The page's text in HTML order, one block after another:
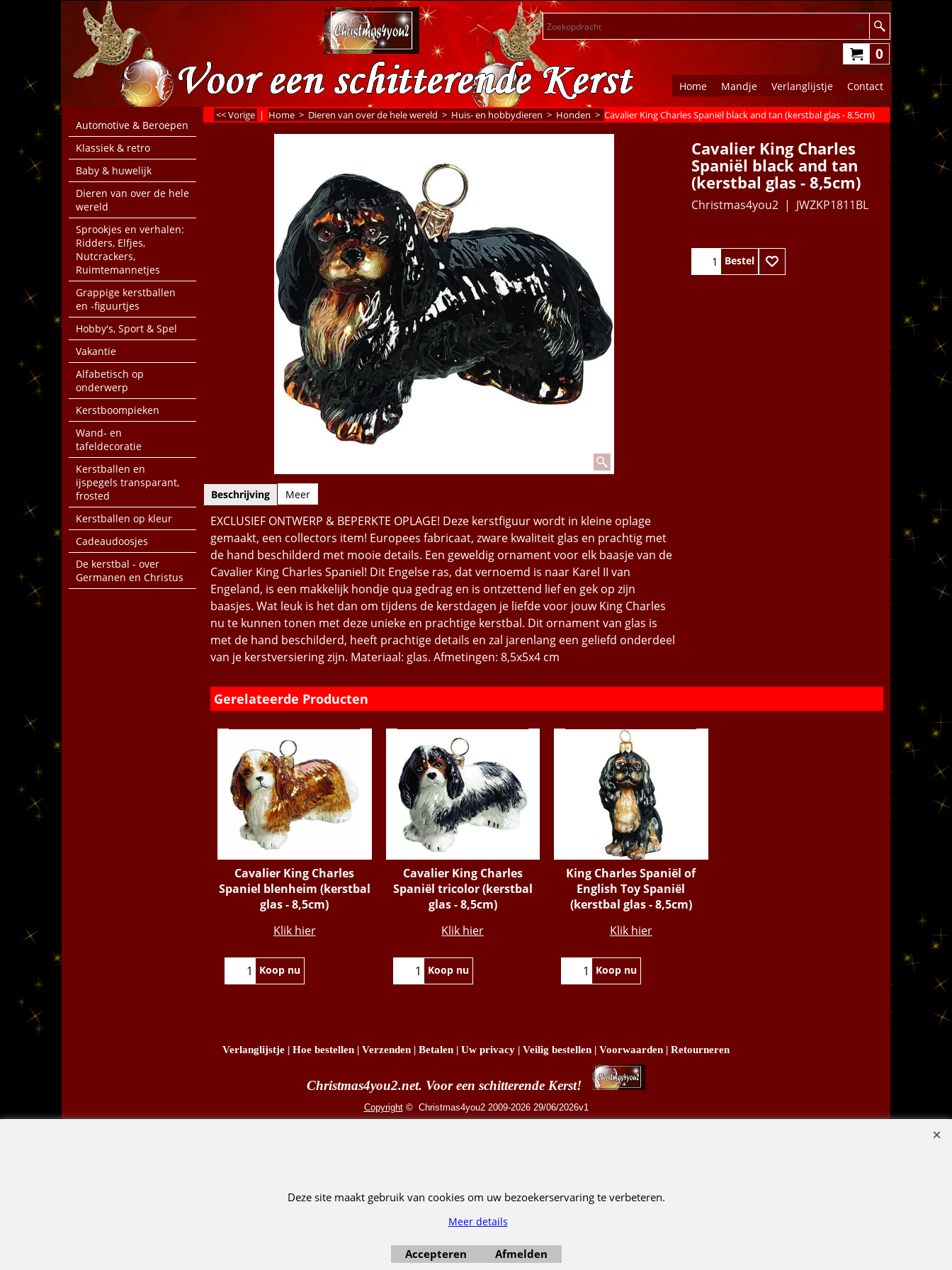
0
Home Mandje Verlanglijstje Contact
Automotive & Beroepen
Klassiek & retro
Baby & huwelijk
Dieren van over de hele
wereld
Sprookjes en verhalen:
Ridders, Elfjes,
Nutcrackers,
Ruimtemannetjes
Grappige kerstballen
en -figuurtjes
Hobby's, Sport & Spel
Vakantie
Alfabetisch op
onderwerp
Kerstboompieken
Wand- en
tafeldecoratie
Kerstballen en
ijspegels transparant,
frosted
Kerstballen op kleur
Cadeaudoosjes
De kerstbal - over
Germanen en Christus
<< Vorige | Home > Dieren van over de hele wereld > Huis- en hobbydieren > Honden > Cavalier King Charles Spaniël black and tan (kerstbal glas - 8,5cm)
Cavalier King Charles
Spaniël black and tan
(kerstbal glas - 8,5cm)
Christmas4you2 JWZKP1811BL
Beschrijving Meer
EXCLUSIEF ONTWERP & BEPERKTE OPLAGE! Deze kerstfiguur wordt in kleine oplage
gemaakt, een collectors item! Europees fabricaat, zware kwaliteit glas en prachtig met
de hand beschilderd met mooie details. Een geweldig ornament voor elk baasje van de
Cavalier King Charles Spaniel! Dit Engelse ras, dat vernoemd is naar Karel II van
Engeland, is een makkelijk hondje qua gedrag en is ontzettend lief en gek op zijn
baasjes. Wat leuk is het dan om tijdens de kerstdagen je liefde voor jouw King Charles
nu te kunnen tonen met deze unieke en prachtige kerstbal. Dit ornament van glas is
met de hand beschilderd, heeft prachtige details en zal jarenlang een geliefd onderdeel
van je kerstversiering zijn. Materiaal: glas. Afmetingen: 8,5x5x4 cm
Gerelateerde Producten
Cavalier King Charles
Spaniel blenheim (kerstbal
glas - 8,5cm)
€43.95
Klik hier
Koop nu
Cavalier King Charles
Spaniël tricolor (kerstbal
glas - 8,5cm)
€43.95
Klik hier
Koop nu
King Charles Spaniël of
English Toy Spaniël
(kerstbal glas - 8,5cm)
€42.95
Klik hier
Koop nu
Verlanglijstje | Hoe bestellen | Verzenden | Betalen | Uw privacy | Veilig bestellen | Voorwaarden | Retourneren
Christmas4you2.net. Voor een schitterende Kerst!
Copyright© Christmas4you2 2009-2026 29/06/2026v1
Deze site maakt gebruik van cookies om uw bezoekerservaring te verbeteren.
Meer details
Accepteren Afmelden